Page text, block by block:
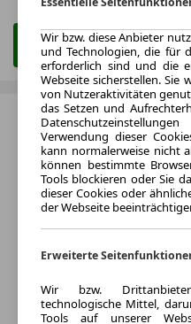
Zum Leasing Angebot
Wir bzw. diese Anbieter
und Technologien, die für
erforderlich sind und die
Webseite sicherstellen. Sie
von Nutzeraktivitäten
das Setzen und
Verwendung dieser
kann normalerweise nicht
können bestimmte
Tools blockieren oder Sie
dieser Cookies oder
der Webseite
Erweiterte
Wir bzw.
technologische Mittel,
Tools auf unserer